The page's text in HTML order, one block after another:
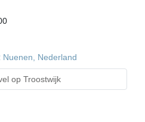
Nederland
op Troostwijk